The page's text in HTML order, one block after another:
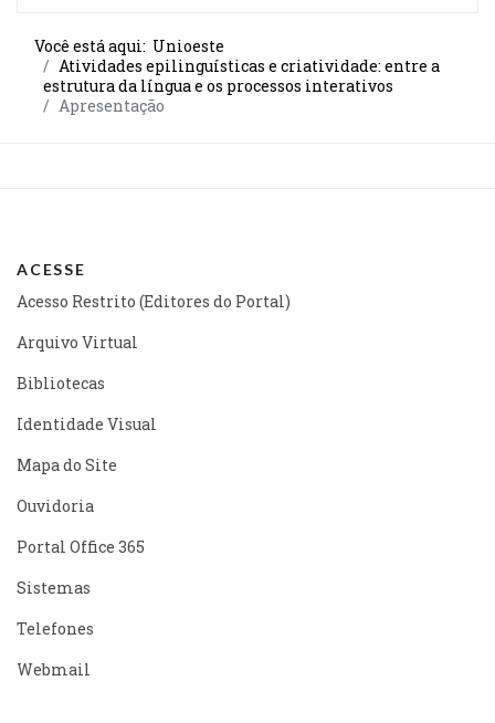
Você está aqui: Unioeste
Atividades epilinguísticas e criatividade: entre a
estrutura da língua e os processos interativos
Apresentação
ACESSE
Acesso Restrito (Editores do Portal)
Arquivo Virtual
Bibliotecas
Identidade Visual
Mapa do Site
Ouvidoria
Portal Office 365
Sistemas
Telefones
Webmail